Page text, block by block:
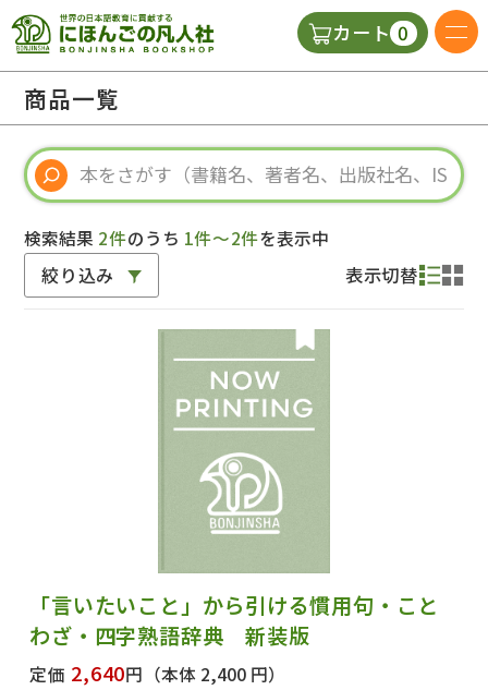
カート 0
視聴覚・補助教材
教師用参考書
商品一覧
検索結果 2件のうち 1件～2件を表示中
絞り込み 表示切替
「言いたいこと」から引ける慣用句・こと
わざ・四字熟語辞典 新装版
定価 2,640円 （本体 2,400 円）